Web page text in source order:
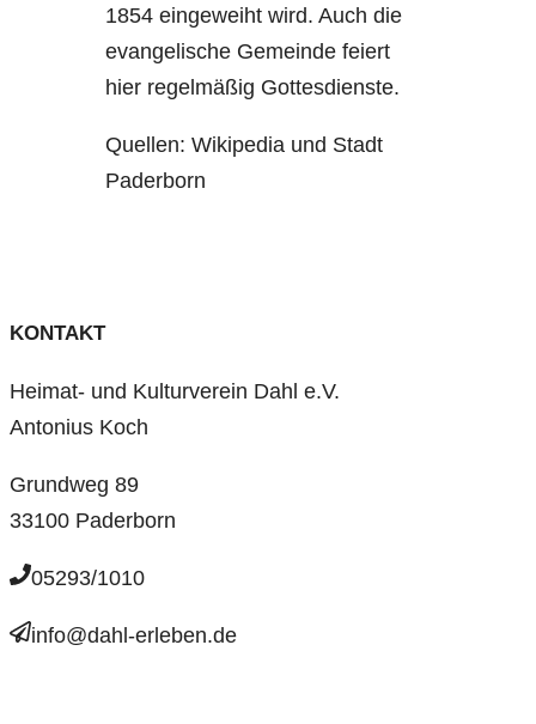
1854 eingeweiht wird. Auch die
evangelische Gemeinde feiert
hier regelmäßig Gottesdienste.
Quellen: Wikipedia und Stadt
Paderborn
KONTAKT
Heimat- und Kulturverein Dahl e.V.
Antonius Koch
Grundweg 89
33100 Paderborn
05293/1010
info@dahl-erleben.de